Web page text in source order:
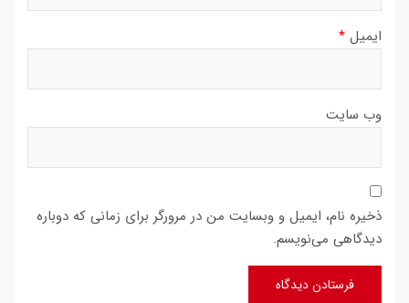
ایمیل *
وب‌ سایت
ذخیره نام، ایمیل و وبسایت من در مرورگر برای زمانی که دوباره
دیدگاهی می‌نویسم.